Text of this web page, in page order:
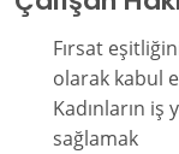
Fırsat
olarak kabul
Kadınların iş
sağlamak